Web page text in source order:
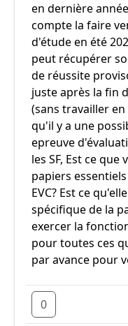
en dernière
compte la faire
d'étude en été
peut récupérer
de réussite
juste après la fin
(sans travailler
qu'il y a une
epreuve
les SF, Est ce
papiers
EVC? Est ce
spécifique de la
exercer la
pour toutes ces
par avance pour
0